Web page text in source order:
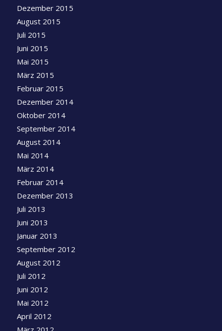
Dezember 2015
August 2015
Juli 2015
Juni 2015
Mai 2015
März 2015
Februar 2015
Dezember 2014
Oktober 2014
September 2014
August 2014
Mai 2014
März 2014
Februar 2014
Dezember 2013
Juli 2013
Juni 2013
Januar 2013
September 2012
August 2012
Juli 2012
Juni 2012
Mai 2012
April 2012